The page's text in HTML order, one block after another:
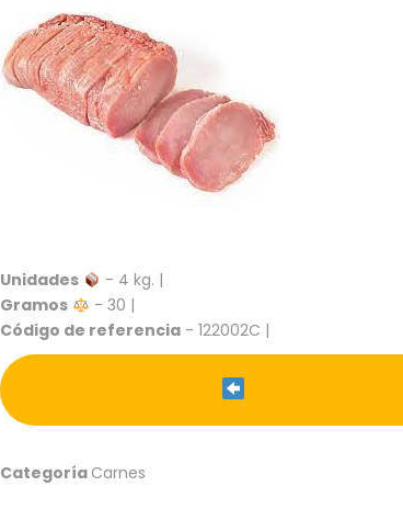
Unidades
- 4 kg. |
Gramos
- 30 |
Código de referencia - 122002C |
Categoría Carnes